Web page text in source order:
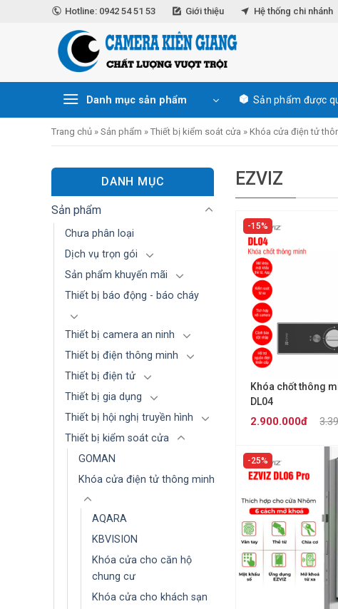
Hotline: 0942 54 51 53 Giới thiệu Hệ thống chi nhánh
Danh mục sản phẩm Sản phẩm được
Trang chủ » Sản phẩm » Thiết bị kiểm soát cửa » Khóa cửa điện tử
DANH MỤC
Sản phẩm
Chưa phân loại
Dịch vụ trọn gói
Sản phẩm khuyến mãi
Thiết bị báo động - báo cháy
Thiết bị camera an ninh
Thiết bị điện thông minh
Thiết bị điện tử
Thiết bị gia dụng
Thiết bị hội nghị truyền hình
Thiết bị kiểm soát cửa
GOMAN
Khóa cửa điện tử thông minh
AQARA
KBVISION
Khóa cửa cho căn hộ
chung cư
Khóa cửa cho khách sạn
EZVIZ
15%
Khóa chốt thông
DL04
2.900.000đ
25%